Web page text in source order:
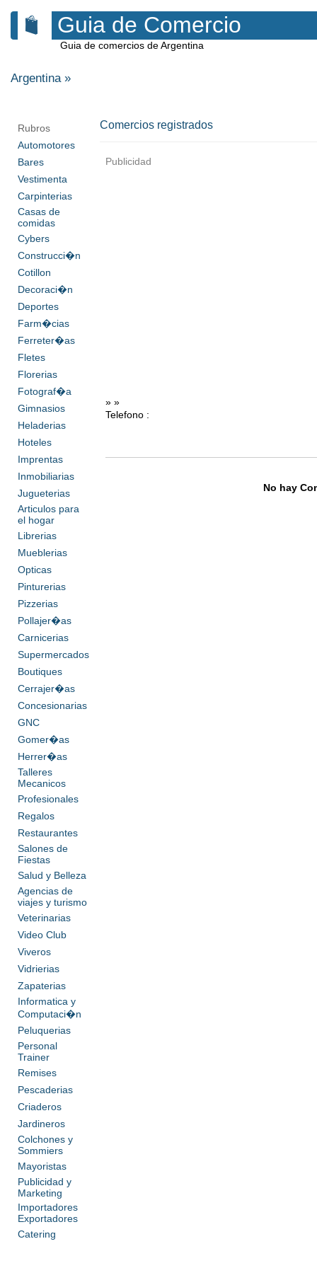
Guia de Comercio
Guia de comercios de Argentina
Argentina»
Rubros
Automotores
Bares
Vestimenta
Carpinterias
Casas de
comidas
Cybers
Construcci�n
Cotillon
Decoraci�n
Deportes
Farm�cias
Ferreter�as
Fletes
Florerias
Fotograf�a
Gimnasios
Heladerias
Hoteles
Imprentas
Inmobiliarias
Jugueterias
Articulos para
el hogar
Librerias
Mueblerias
Opticas
Pinturerias
Pizzerias
Pollajer�as
Carnicerias
Supermercados
Boutiques
Cerrajer�as
Concesionarias
GNC
Gomer�as
Herrer�as
Talleres
Mecanicos
Profesionales
Regalos
Restaurantes
Salones de
Fiestas
Salud y Belleza
Agencias de
viajes y turismo
Veterinarias
Video Club
Viveros
Vidrierias
Zapaterias
Informatica y
Computaci�n
Peluquerias
Personal
Trainer
Remises
Pescaderias
Criaderos
Jardineros
Colchones y
Sommiers
Mayoristas
Publicidad y
Marketing
Importadores
Exportadores
Catering
Comercios registrados
Publicidad
» »
Telefono :
No hay